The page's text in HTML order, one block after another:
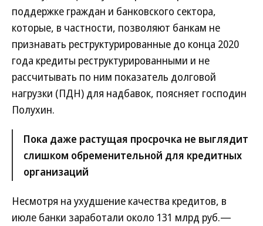
поддержке граждан и банковского сектора,
которые, в частности, позволяют банкам не
признавать реструктурированные до конца 2020
года кредиты реструктурированными и не
рассчитывать по ним показатель долговой
нагрузки (ПДН) для надбавок, поясняет господин
Полухин.
Пока даже растущая просрочка не выглядит
слишком обременительной для кредитных
организаций
Несмотря на ухудшение качества кредитов, в
июле банки заработали около 131 млрд руб.—